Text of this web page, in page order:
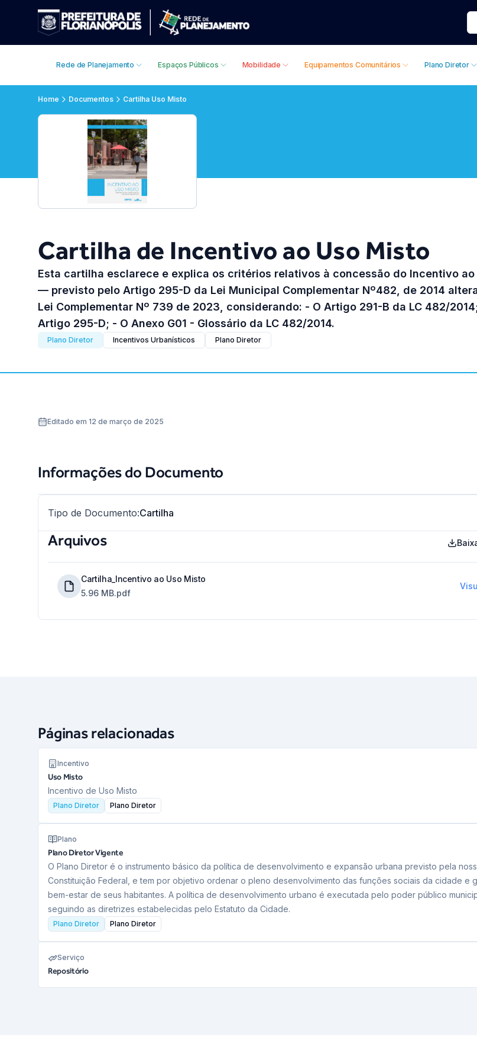
Rede de Planejamento Espaços Públicos Mobilidade Equipamentos Comunitários Plano Diretor
Home Documentos Cartilha Uso Misto
Cartilha de Incentivo ao Uso Misto
Esta cartilha esclarece e explica os critérios relativos à concessão do Incentivo ao
— previsto pelo Artigo 295-D da Lei Municipal Complementar Nº482, de 2014
Lei Complementar Nº 739 de 2023, considerando: - O Artigo 291-B da LC 482/
Artigo 295-D; - O Anexo G01 - Glossário da LC 482/2014.
Plano Diretor Incentivos Urbanísticos Plano Diretor
Editado em 12 de março de 2025
Informações do Documento
Tipo de Documento:Cartilha
Arquivos
Cartilha_Incentivo ao Uso Misto
5.96 MB.pdf
Páginas relacionadas
Incentivo
Uso Misto
Incentivo de Uso Misto
Plano Diretor Plano Diretor
Plano
Plano Diretor Vigente
O Plano Diretor é o instrumento básico da política de desenvolvimento e expansão urbana previsto pela
Constituição Federal, e tem por objetivo ordenar o pleno desenvolvimento das funções sociais da cidade e
bem-estar de seus habitantes. A política de desenvolvimento urbano é executada pelo poder público
seguindo as diretrizes estabelecidas pelo Estatuto da Cidade.
Plano Diretor Plano Diretor
Serviço
Repositório